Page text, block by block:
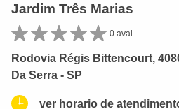
Jardim Três Marias
0 aval.
Rodovia Régis Bittencourt,
Da Serra - SP
ver horario de